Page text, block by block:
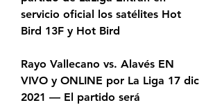
servicio oficial los satélites Hot
Bird 13F y Hot Bird
Rayo Vallecano vs. Alavés EN
VIVO y ONLINE por La Liga 17 dic
2021 — El partido será